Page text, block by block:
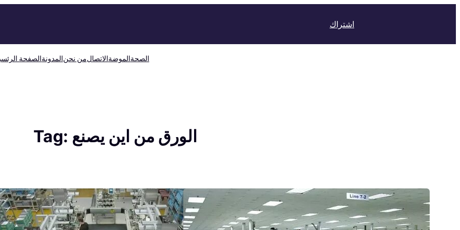
اشتراك
الصفحةالمدونةمن نحنالاتصالالموضةالصحة
Tag: الورق من اين يصنع